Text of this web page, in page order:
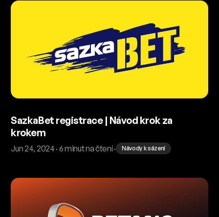
SazkaBet registrace | Návod krok za
krokem
Jun 24, 2024 · 6 minut na čtení · Návody k sázení